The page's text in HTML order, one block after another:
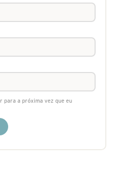
para a próxima vez que eu